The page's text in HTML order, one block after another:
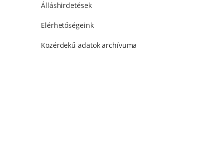
Álláshirdetések
Elérhetőségeink
Közérdekű adatok archívuma